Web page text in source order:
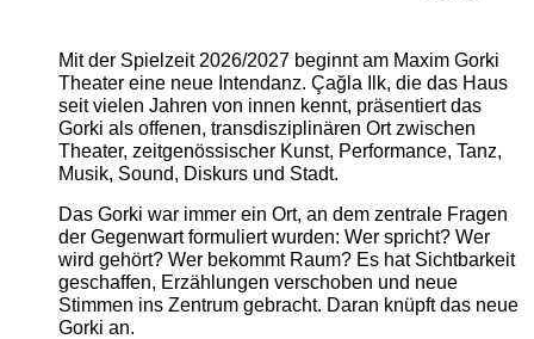
Mit der Spielzeit 2026/2027 beginnt am Maxim Gorki
Theater eine neue Intendanz. Çağla Ilk, die das Haus
seit vielen Jahren von innen kennt, präsentiert das
Gorki als offenen, transdisziplinären Ort zwischen
Theater, zeitgenössischer Kunst, Performance, Tanz,
Musik, Sound, Diskurs und Stadt.
Das Gorki war immer ein Ort, an dem zentrale Fragen
der Gegenwart formuliert wurden: Wer spricht? Wer
wird gehört? Wer bekommt Raum? Es hat Sichtbarkeit
geschaffen, Erzählungen verschoben und neue
Stimmen ins Zentrum gebracht. Daran knüpft das neue
Gorki an.